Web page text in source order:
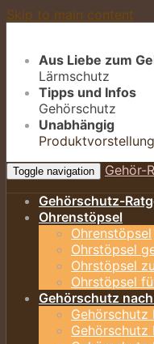
Skip to main content
Aus Liebe zum
Lärmschutz
Tipps und Infos
Gehörschutz
Unabhängig
Toggle navigation
Gehör-
Gehörschutz-
Ohrenstöpsel
Ohrenstöpsel
Ohrstöpsel
Ohrstöpsel
Ohrstöpsel
Gehörschutz
Gehörschutz
Gehörschutz